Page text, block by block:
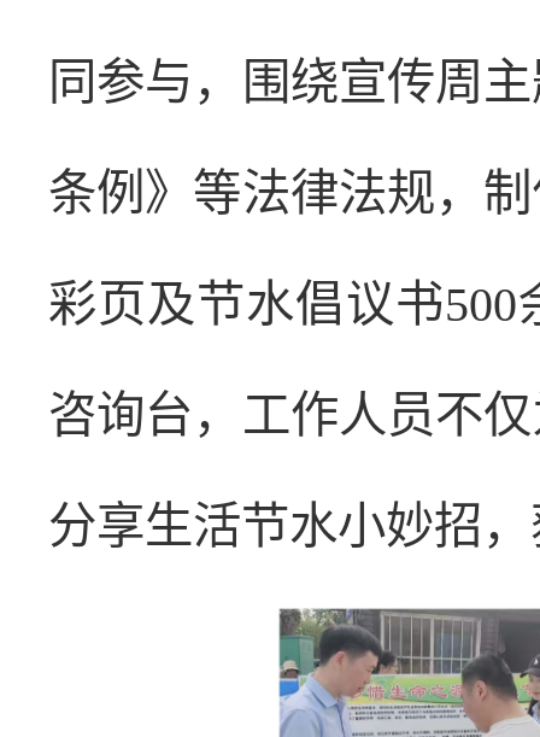
同参与，围绕宣传周
条例》等法律法规，
彩页及节水倡议书
咨询台，工作人员不
分享生活节水小妙招